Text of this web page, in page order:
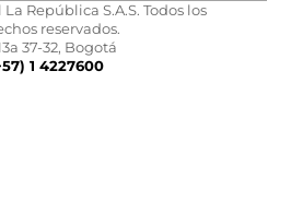
República S.A.S. Todos los
reservados.
37-32, Bogotá
1 4227600